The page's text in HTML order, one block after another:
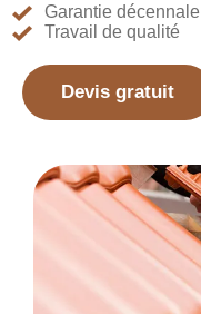
Garantie décennale
Travail de qualité
Devis gratuit